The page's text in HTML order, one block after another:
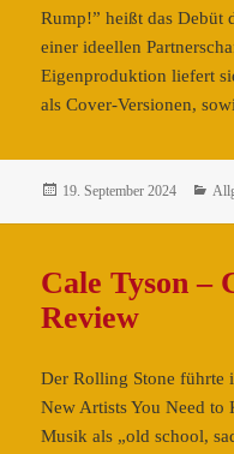
Rump!” heißt das Debüt
einer ideellen
Eigenproduktion liefert
als Cover-Versionen,
Veröffentlicht
19. September 2024
Cale Tyson –
Review
Der Rolling Stone führte
New Artists You Need to
Musik als „old school,